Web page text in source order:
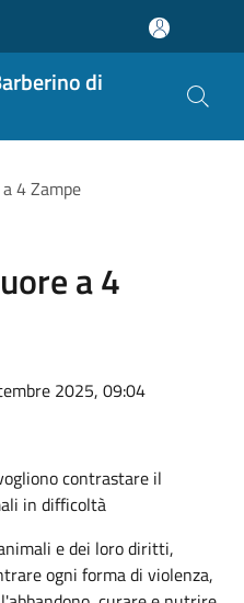
di
4 Zampe
a 4
2025, 09:04
contrastare il
in difficoltà
e dei loro diritti,
ogni forma di violenza,